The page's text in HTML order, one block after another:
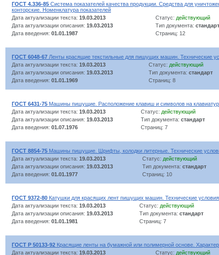
ГОСТ 4.336-85 Система показателей качества продукции. Средства для
конторские. Номенклатура показателей
Дата актуализации текста: 19.03.2013 Статус: действующий
Дата актуализации описания: 19.03.2013 Тип документа: стандарт
Дата введения: 01.01.1987 Страниц: 12
ГОСТ 6048-67 Ленты красящие текстильные для пишущих машин. Технические
Дата актуализации текста: 19.03.2013 Статус: действующий
Дата актуализации описания: 19.03.2013 Тип документа: стандарт
Дата введения: 01.01.1969 Страниц: 8
ГОСТ 6431-75 Машины пишущие. Расположение клавиш и символов на
Дата актуализации текста: 19.03.2013 Статус: действующий
Дата актуализации описания: 19.03.2013 Тип документа: стандарт
Дата введения: 01.07.1976 Страниц: 7
ГОСТ 8854-75 Машины пишущие. Шрифты, колодки литерные. Технические
Дата актуализации текста: 19.03.2013 Статус: действующий
Дата актуализации описания: 19.03.2013 Тип документа: стандарт
Дата введения: 01.01.1977 Страниц: 10
ГОСТ 9372-80 Катушки для красящих лент пишущих машин. Технические условия
Дата актуализации текста: 19.03.2013 Статус: действующий
Дата актуализации описания: 19.03.2013 Тип документа: стандарт
Дата введения: 01.01.1981 Страниц: 7
ГОСТ Р 50133-92 Красящие ленты на бумажной или полимерной основе.
Дата актуализации текста: 19.03.2013 Статус: действующий